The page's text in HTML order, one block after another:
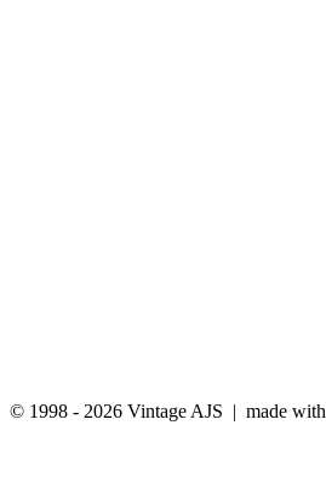
© 1998 - 2026 Vintage AJS | made with